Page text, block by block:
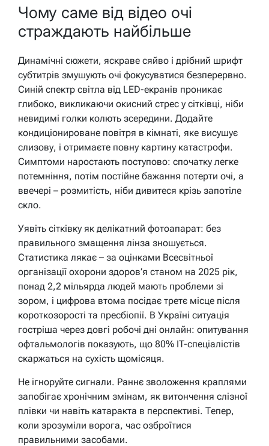
Чому саме від відео очі
страждають найбільше
Динамічні сюжети, яскраве сяйво і дрібний шрифт
субтитрів змушують очі фокусуватися безперервно.
Синій спектр світла від LED-екранів проникає
глибоко, викликаючи окисний стрес у сітківці, ніби
невидимі голки колють зсередини. Додайте
кондиціонироване повітря в кімнаті, яке висушує
слизову, і отримаєте повну картину катастрофи.
Симптоми наростають поступово: спочатку легке
потемніння, потім постійне бажання потерти очі, а
ввечері – розмитість, ніби дивитеся крізь запотіле
скло.
Уявіть сітківку як делікатний фотоапарат: без
правильного змащення лінза зношується.
Статистика лякає – за оцінками Всесвітньої
організації охорони здоров’я станом на 2025 рік,
понад 2,2 мільярда людей мають проблеми зі
зором, і цифрова втома посідає третє місце після
короткозорості та пресбіопії. В Україні ситуація
гостріша через довгі робочі дні онлайн: опитування
офтальмологів показують, що 80% IT-спеціалістів
скаржаться на сухість щомісяця.
Не ігноруйте сигнали. Раннє зволоження краплями
запобігає хронічним змінам, як витончення слізної
плівки чи навіть катаракта в перспективі. Тепер,
коли зрозуміли ворога, час озброїтися
правильними засобами.